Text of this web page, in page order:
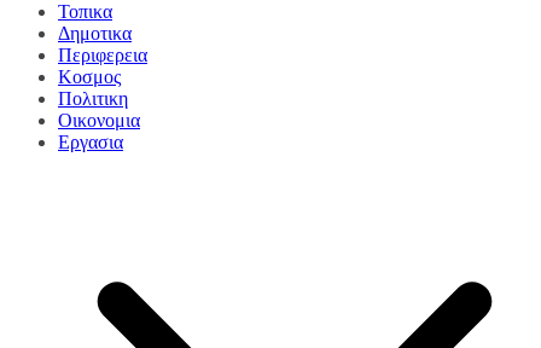
Τοπικα
Δημοτικα
Περιφερεια
Κοσμος
Πολιτικη
Οικονομια
Εργασια